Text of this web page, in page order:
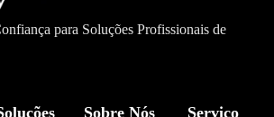
para Soluções Profissionais de
Sobre Nós Serviço